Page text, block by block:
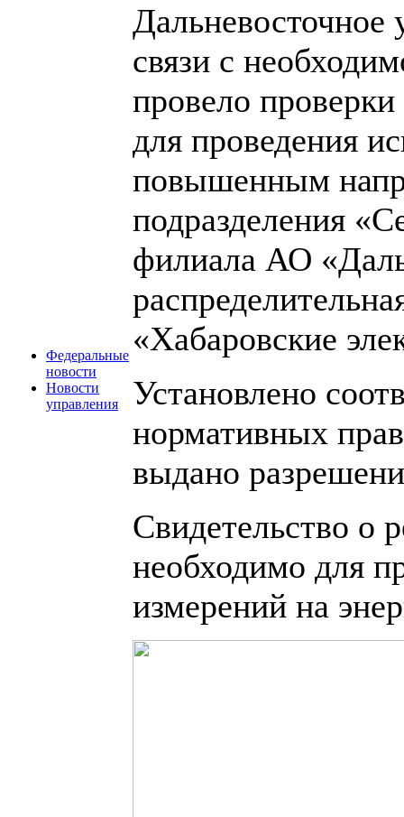
Федеральные
новости
Новости
управления
Дальневосточное
связи с
провело
для проведения
повышенным
подразделения
филиала АО
«Хабаровские
Установлено
нормативных
выдано
Свидетельство о
необходимо для
измерений на